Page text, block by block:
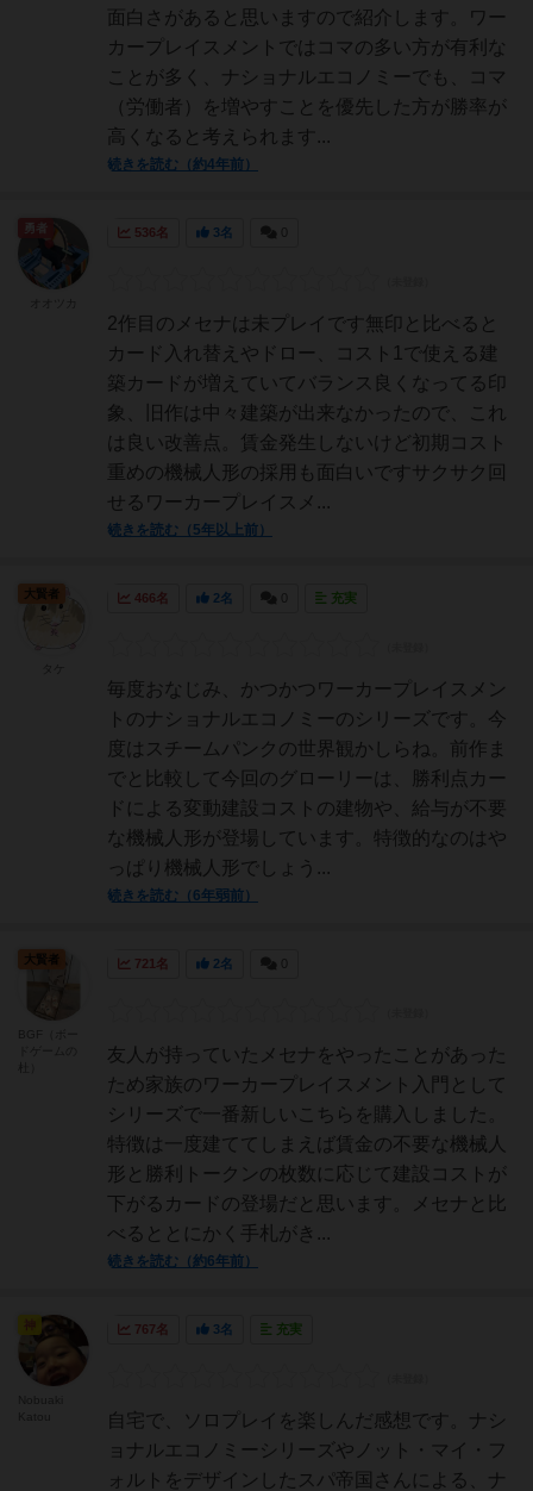
面白さがあると思いますので紹介します。ワー
カープレイスメントではコマの多い方が有利な
ことが多く、ナショナルエコノミーでも、コマ
（労働者）を増やすことを優先した方が勝率が
高くなると考えられます...
続きを読む（約4年前）
536名 3名
2作目のメセナは未プレイです無印と比べると
カード入れ替えやドロー、コスト1で使える建
築カードが増えていてバランス良くなってる印
象、旧作は中々建築が出来なかったので、これ
は良い改善点。賃金発生しないけど初期コスト
重めの機械人形の採用も面白いですサクサク回
せるワーカープレイスメ...
続きを読む（5年以上前）
466名 2名 充実
毎度おなじみ、かつかつワーカープレイスメン
トのナショナルエコノミーのシリーズです。今
度はスチームパンクの世界観かしらね。前作ま
でと比較して今回のグローリーは、勝利点カー
ドによる変動建設コストの建物や、給与が不要
な機械人形が登場しています。特徴的なのはや
っぱり機械人形でしょう...
続きを読む（6年弱前）
大賢者
721名 2名
友人が持っていたメセナをやったことがあった
ため家族のワーカープレイスメント入門として
シリーズで一番新しいこちらを購入しました。
特徴は一度建ててしまえば賃金の不要な機械人
形と勝利トークンの枚数に応じて建設コストが
下がるカードの登場だと思います。メセナと比
べるととにかく手札がき...
続きを読む（約6年前）
大賢者
767名 3名 充実
自宅で、ソロプレイを楽しんだ感想です。ナシ
ョナルエコノミーシリーズやノット・マイ・フ
ォルトをデザインしたスパ帝国さんによる、ナ
神